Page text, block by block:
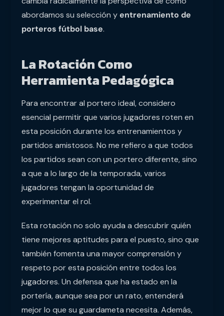
abordamos su selección yentrenamiento de
porteros fútbol base.
La Rotación Como
Herramienta Pedagógica
Para encontrar al portero ideal, considero
esencial permitir que varios jugadores roten en
esta posición durante los entrenamientos y
partidos amistosos. No me refiero a que todos
los partidos sean con un portero diferente, sino
a que a lo largo de la temporada, varios
jugadores tengan la oportunidad de
experimentar el rol.
Esta rotación no solo ayuda a descubrir quién
tiene mejores aptitudes para el puesto, sino que
también fomenta una mayor comprensión y
respeto por esta posición entre todos los
jugadores. Un defensa que ha estado en la
portería, aunque sea por un rato, entenderá
mejor lo que su guardameta necesita. Además,